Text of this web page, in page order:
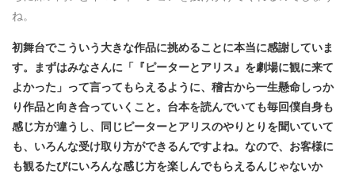
ね。
初舞台でこういう大きな作品に挑めることに本当に感謝していま
す。まずはみなさんに「『ピーターとアリス』を劇場に観に来て
よかった」って言ってもらえるように、稽古から一生懸命しっか
り作品と向き合っていくこと。台本を読んでいても毎回僕自身も
感じ方が違うし、同じピーターとアリスのやりとりを聞いていて
も、いろんな受け取り方ができるんですよね。なので、お客様に
も観るたびにいろんな感じ方を楽しんでもらえるんじゃないか